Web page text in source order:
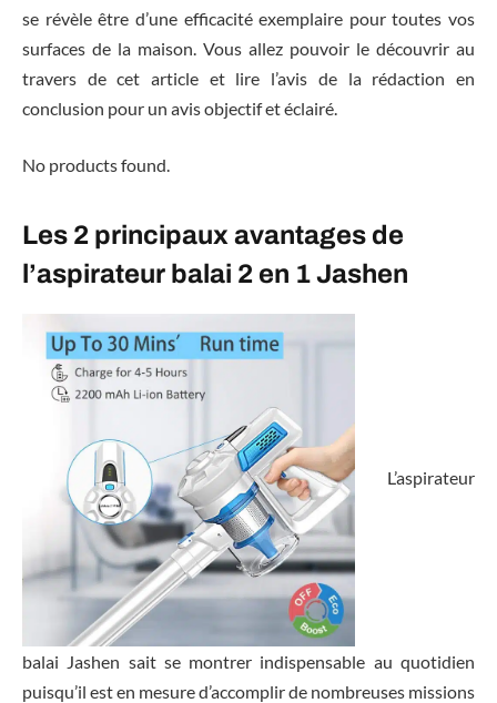
se révèle être d’une efficacité exemplaire pour toutes vos
surfaces de la maison. Vous allez pouvoir le découvrir au
travers de cet article et lire l’avis de la rédaction en
conclusion pour un avis objectif et éclairé.
No products found.
Les 2 principaux avantages de
l’aspirateur balai 2 en 1 Jashen
L’aspirateur
balai Jashen sait se montrer indispensable au quotidien
puisqu’il est en mesure d’accomplir de nombreuses missions